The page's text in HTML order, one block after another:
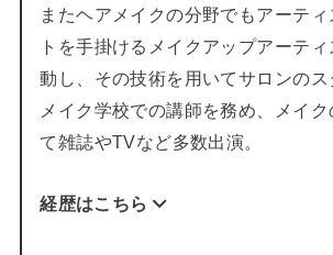
またヘアメイクの分野でもアーテ
トを手掛けるメイクアップアーテ
動し、その技術を用いてサロンの
メイク学校での講師を務め、メイク
て雑誌やTVなど多数出演。
経歴はこちら